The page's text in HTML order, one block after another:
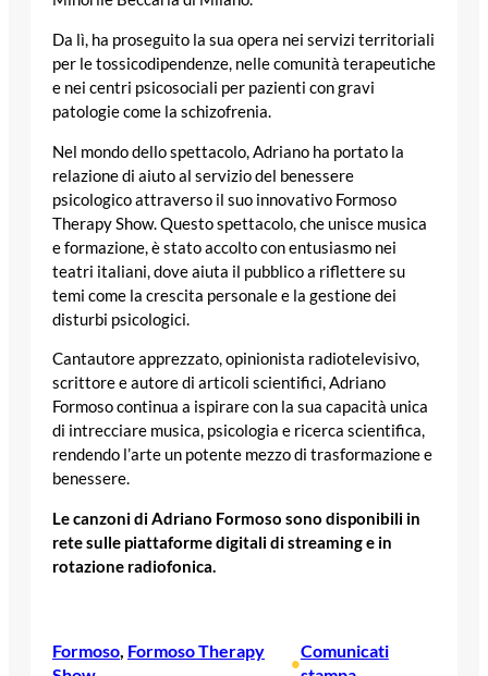
Da lì, ha proseguito la sua opera nei servizi territoriali
per le tossicodipendenze, nelle comunità terapeutiche
e nei centri psicosociali per pazienti con gravi
patologie come la schizofrenia.
Nel mondo dello spettacolo, Adriano ha portato la
relazione di aiuto al servizio del benessere
psicologico attraverso il suo innovativo Formoso
Therapy Show. Questo spettacolo, che unisce musica
e formazione, è stato accolto con entusiasmo nei
teatri italiani, dove aiuta il pubblico a riflettere su
temi come la crescita personale e la gestione dei
disturbi psicologici.
Cantautore apprezzato, opinionista radiotelevisivo,
scrittore e autore di articoli scientifici, Adriano
Formoso continua a ispirare con la sua capacità unica
di intrecciare musica, psicologia e ricerca scientifica,
rendendo l’arte un potente mezzo di trasformazione e
benessere.
Le canzoni di Adriano Formoso sono disponibili in
rete sulle piattaforme digitali di streaming e in
rotazione radiofonica.
Formoso Formoso Therapy
•
Comunicati